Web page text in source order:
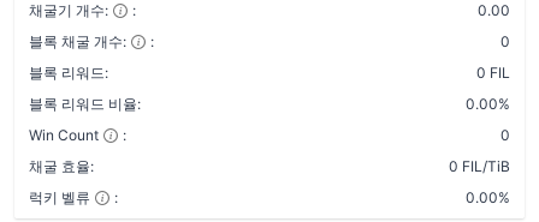
채굴기 개수:
:
0.00
블록 채굴 개수:
:
0
블록 리워드:
0 FIL
블록 리워드 비율:
0.00%
Win Count
:
0
채굴 효율:
0 FIL/TiB
럭키 벨류
: 0.00%